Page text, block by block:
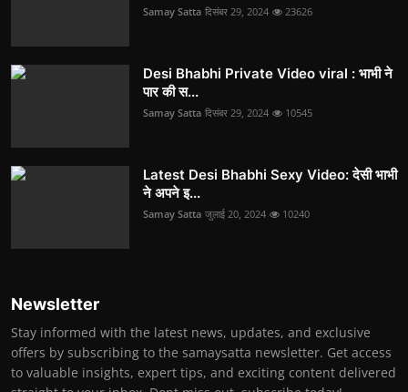
Samay Satta दिसंबर 29, 2024 23626
Desi Bhabhi Private Video viral : भाभी ने
पार की स...
Samay Satta दिसंबर 29, 2024 10545
Latest Desi Bhabhi Sexy Video: देसी भाभी
ने अपने इ...
Samay Satta जुलाई 20, 2024 10240
Newsletter
Stay informed with the latest news, updates, and exclusive
offers by subscribing to the samaysatta newsletter. Get access
to valuable insights, expert tips, and exciting content delivered